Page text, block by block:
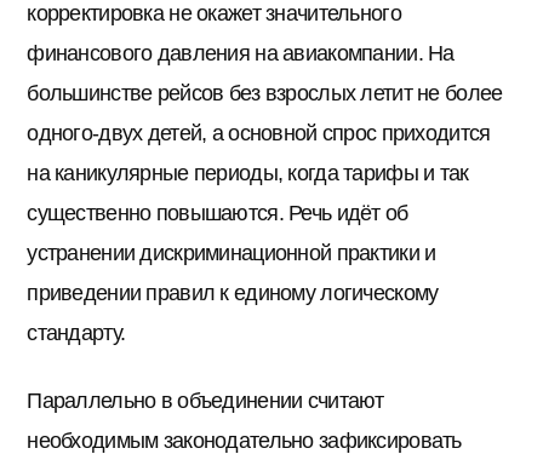
корректировка не окажет значительного
финансового давления на авиакомпании. На
большинстве рейсов без взрослых летит не более
одного-двух детей, а основной спрос приходится
на каникулярные периоды, когда тарифы и так
существенно повышаются. Речь идёт об
устранении дискриминационной практики и
приведении правил к единому логическому
стандарту.
Параллельно в объединении считают
необходимым законодательно зафиксировать